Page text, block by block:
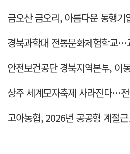
금오산 금오리, 아름다운 동행기